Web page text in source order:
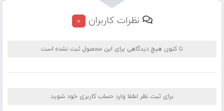
نظرات کاربران 0
تا کنون هیچ دیدگاهی برای این محصول ثبت نشده است
برای ثبت نظر لطفا وارد حساب کاربری خود شوید